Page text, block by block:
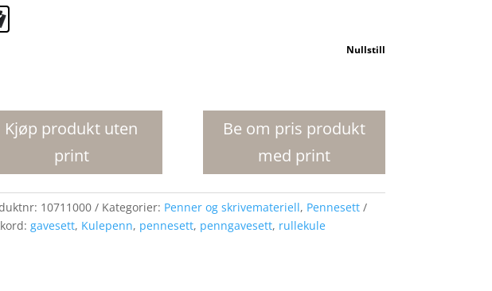
Nullstill
Kjøp produkt uten
print
Be om pris produkt
med print
10711000 Kategorier: Penner og skrivemateriell, Pennesett
gavesett, Kulepenn, pennesett, penngavesett, rullekule